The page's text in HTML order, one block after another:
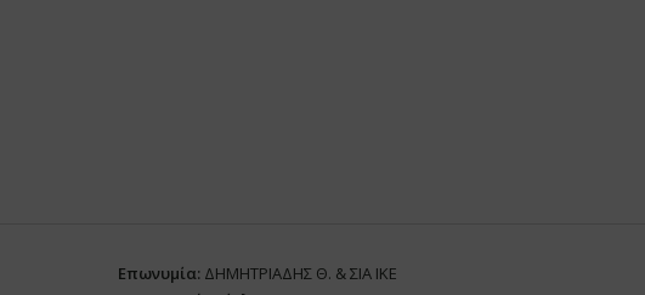
Επωνυμία: ΔΗΜΗΤΡΙΑΔΗΣ Θ. & ΣΙΑ ΙΚΕ